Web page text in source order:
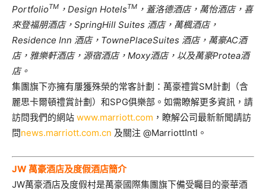
PortfolioTM ， Design HotelsTM ，蓋洛德酒店，萬怡酒店，喜
來登福朋酒店， SpringHill Suites 酒店，萬楓酒店，
Residence Inn 酒店， TownePlaceSuites 酒店，萬豪AC酒
店，雅樂軒酒店，源宿酒店， Moxy酒店，以及萬豪Protea酒
店。
集團旗下亦擁有屢獲殊榮的常客計劃：萬豪禮賞SM計劃（含
麗思卡爾頓禮賞計劃）和SPG俱樂部。如需瞭解更多資訊，請
訪問我們的網站 www.marriott.com ，瞭解公司最新新聞請訪
問news.marriott.com.cn 及關注 @MarriottIntl。
JW萬豪酒店及度假酒店簡介
JW萬豪酒店及度假村是萬豪國際集團旗下備受矚目的豪華酒